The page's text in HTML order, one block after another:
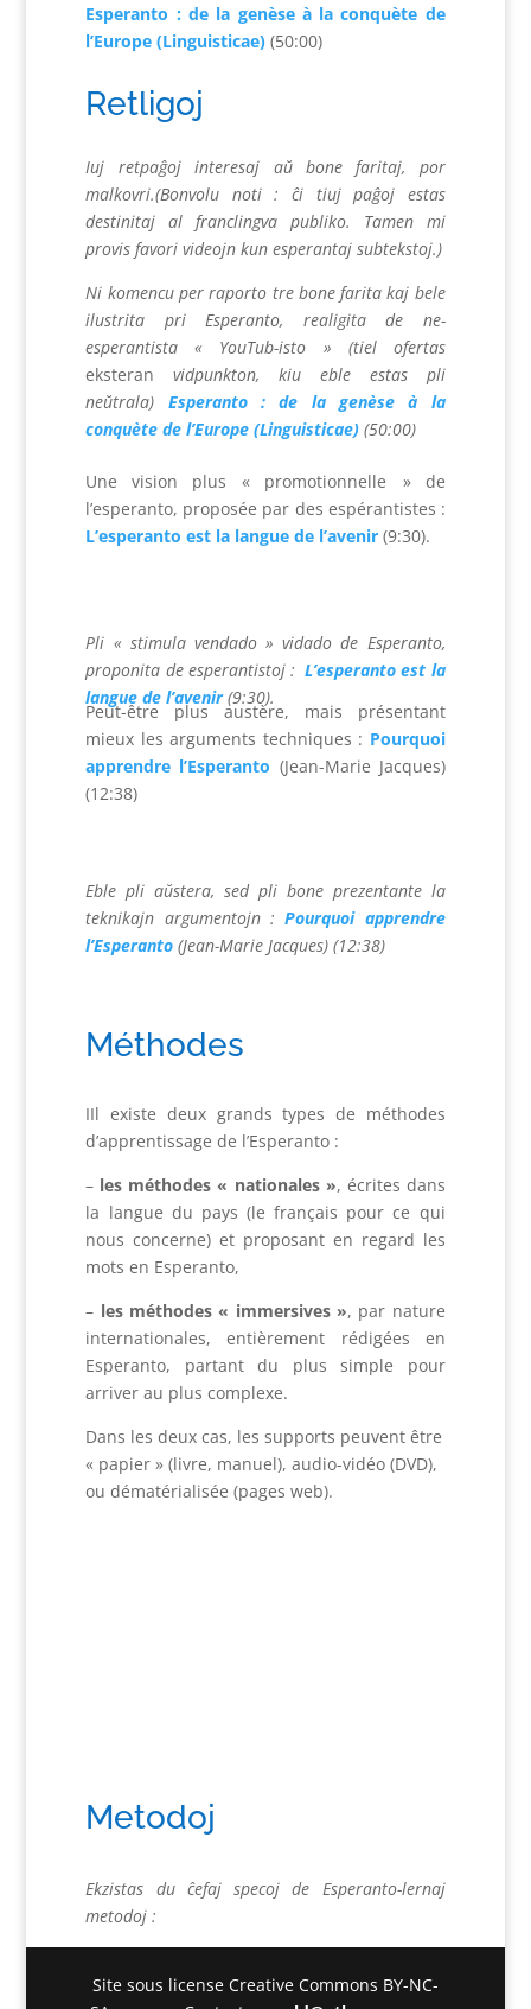
Esperanto : de la genèse à la conquète de
l’Europe (Linguisticae) (50:00)
Retligoj
Iuj retpaĝoj interesaj aŭ bone faritaj, por
malkovri.(Bonvolu noti : ĉi tiuj paĝoj estas
destinitaj al franclingva publiko. Tamen mi
provis favori videojn kun esperantaj subtekstoj.)
Ni komencu per raporto tre bone farita kaj bele
ilustrita pri Esperanto, realigita de ne-
esperantista « YouTub-isto » (tiel ofertas
eksteran vidpunkton, kiu eble estas pli
neŭtrala) Esperanto : de la genèse à la
conquète de l’Europe (Linguisticae) (50:00)
Une vision plus « promotionnelle » de
l’esperanto, proposée par des espérantistes :
L’esperanto est la langue de l’avenir(9:30).
Pli « stimula vendado » vidado de Esperanto,
proponita de esperantistoj :L’esperanto est la
langue de l’avenir(9:30).
Peut-être plus austère, mais présentant
mieux les arguments techniques : Pourquoi
apprendre l’Esperanto (Jean-Marie Jacques)
(12:38)
Eble pli aŭstera, sed pli bone prezentante la
teknikajn argumentojn :Pourquoi apprendre
l’Esperanto (Jean-Marie Jacques) (12:38)
Méthodes
IIl existe deux grands types de méthodes
d’apprentissage de l’Esperanto :
– les méthodes « nationales », écrites dans
la langue du pays (le français pour ce qui
nous concerne) et proposant en regard les
mots en Esperanto,
– les méthodes « immersives », par nature
internationales, entièrement rédigées en
Esperanto, partant du plus simple pour
arriver au plus complexe.
Dans les deux cas, les supports peuvent être
« papier » (livre, manuel), audio-vidéo (DVD),
ou dématérialisée (pages web).
Metodoj
Ekzistas du ĉefaj specoj de Esperanto-lernaj
metodoj :
Site sous license Creative Commons BY-NC-